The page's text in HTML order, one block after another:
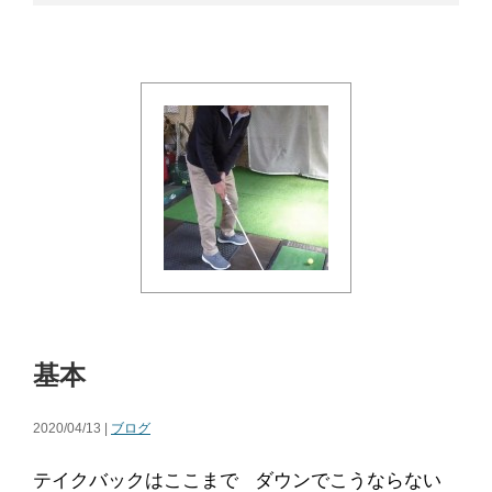
基本
2020/04/13 | ブログ
テイクバックはここまで ダウンでこうならない